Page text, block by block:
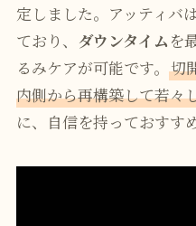
定しました。アッティバ
ており、 ダウンタイム を
るみケアが可能です。 切
内側から再構築して若々
に、自信を持っておすす